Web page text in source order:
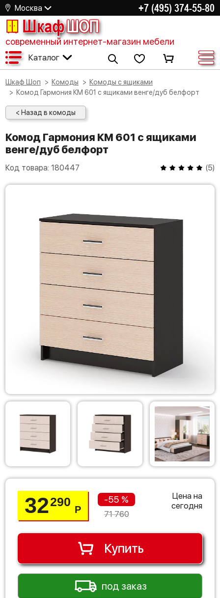
Москва +7 (495) 374-55-80
ШкафШОП
современный интернет-магазин мебели
Каталог
Шкаф Шоп Комоды
Комоды с ящиками
Комод Гармония КМ 601 с ящиками венге/дуб белфорт
< Назад в комоды
Комод Гармония КМ 601 с ящиками
венге/дуб белфорт
Код товара: 180447 (5)
32290
Р
-55 %
71 760
Цена на
сегодня
Купить
под заказ